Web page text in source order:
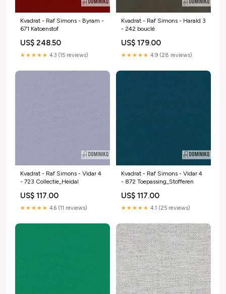
Kvadrat - Raf Simons - Byram -
671 Katoenstof
US$ 248.50
★★★★★ 4.3 (15 reviews)
Kvadrat - Raf Simons - Harald 3
- 242 bouclé
US$ 179.00
★★★★★ 4.9 (28 reviews)
Kvadrat - Raf Simons - Vidar 4
- 723 Collectie_Heidal
US$ 117.00
★★★★★ 4.6 (11 reviews)
Kvadrat - Raf Simons - Vidar 4
- 872 Toepassing_Stofferen
US$ 117.00
★★★★★ 4.1 (25 reviews)